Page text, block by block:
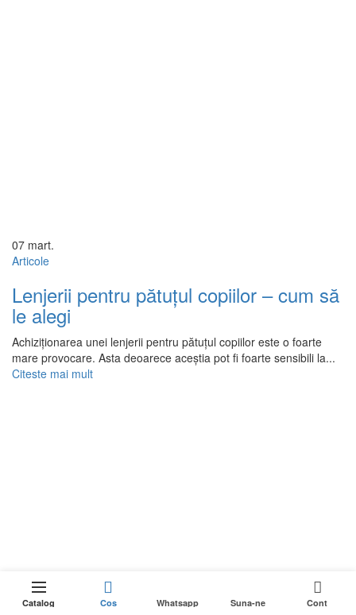
07 mart.
Articole
Lenjerii pentru pătuțul copiilor – cum să
le alegi
Achiziționarea unei lenjerii pentru pătuțul copiilor este o foarte
mare provocare. Asta deoarece aceștia pot fi foarte sensibili la...
Citeste mai mult
Catalog Cos Whatsapp Suna-ne Cont